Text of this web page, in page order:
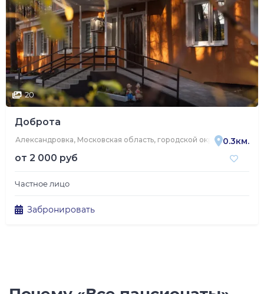
20
Доброта
Александровка, Московская область, городской округ Подольск,
0.3км.
от 2 000 руб
Частное лицо
Забронировать